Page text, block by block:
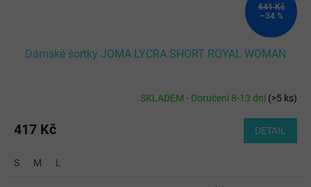
641 Kč
–34 %
Dámské šortky JOMA LYCRA SHORT ROYAL WOMAN
SKLADEM - Doručení 8-13 dní(>5 ks)
417 Kč DETAIL
S M L